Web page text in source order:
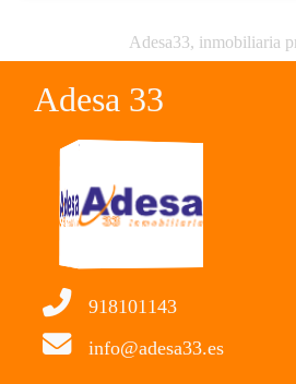
Adesa33, inmobiliaria
Adesa 33
918101143
info@adesa33.es